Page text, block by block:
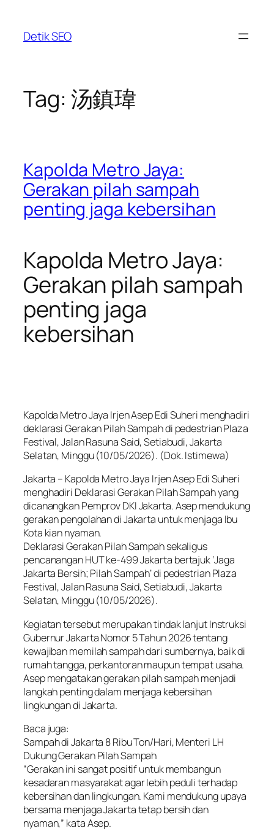
content
Detik SEO
Tag: 汤鎮瑋
Kapolda Metro Jaya:
Gerakan pilah sampah
penting jaga kebersihan
Kapolda Metro Jaya:
Gerakan pilah sampah
penting jaga
kebersihan
Kapolda Metro Jaya Irjen Asep Edi Suheri menghadiri
deklarasi Gerakan Pilah Sampah di pedestrian Plaza
Festival, Jalan Rasuna Said, Setiabudi, Jakarta
Selatan, Minggu (10/05/2026). (Dok. Istimewa)
Jakarta – Kapolda Metro Jaya Irjen Asep Edi Suheri
menghadiri Deklarasi Gerakan Pilah Sampah yang
dicanangkan Pemprov DKI Jakarta. Asep mendukung
gerakan pengolahan di Jakarta untuk menjaga Ibu
Kota kian nyaman.
Deklarasi Gerakan Pilah Sampah sekaligus
pencanangan HUT ke-499 Jakarta bertajuk ‘Jaga
Jakarta Bersih; Pilah Sampah’ di pedestrian Plaza
Festival, Jalan Rasuna Said, Setiabudi, Jakarta
Selatan, Minggu (10/05/2026).
Kegiatan tersebut merupakan tindak lanjut Instruksi
Gubernur Jakarta Nomor 5 Tahun 2026 tentang
kewajiban memilah sampah dari sumbernya, baik di
rumah tangga, perkantoran maupun tempat usaha.
Asep mengatakan gerakan pilah sampah menjadi
langkah penting dalam menjaga kebersihan
lingkungan di Jakarta.
Baca juga:
Sampah di Jakarta 8 Ribu Ton/Hari, Menteri LH
Dukung Gerakan Pilah Sampah
“Gerakan ini sangat positif untuk membangun
kesadaran masyarakat agar lebih peduli terhadap
kebersihan dan lingkungan. Kami mendukung upaya
bersama menjaga Jakarta tetap bersih dan
nyaman,” kata Asep.